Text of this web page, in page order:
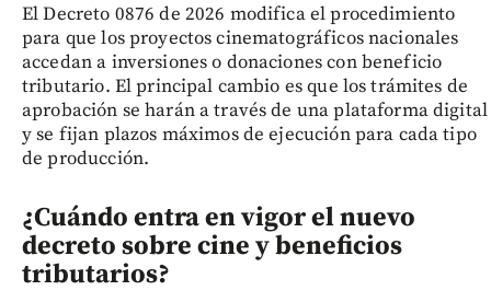
El Decreto 0876 de 2026 modifica el procedimiento
para que los proyectos cinematográficos nacionales
accedan a inversiones o donaciones con beneficio
tributario. El principal cambio es que los trámites de
aprobación se harán a través de una plataforma digital
y se fijan plazos máximos de ejecución para cada tipo
de producción.
¿Cuándo entra en vigor el nuevo
decreto sobre cine y beneficios
tributarios?